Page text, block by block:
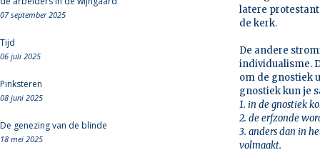
07 september 2025
Tijd
06 juli 2025
Pinksteren
08 juni 2025
De genezing van de blinde
18 mei 2025
latere
de kerk.
De andere
individualisme.
om de gnostiek
gnostiek kun je
1. in de gnostiek
2. de erfzonde
3. anders dan in
volmaakt.